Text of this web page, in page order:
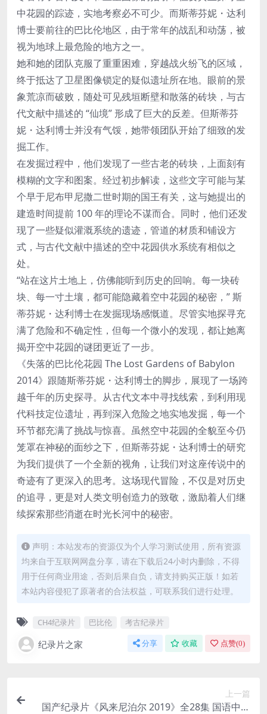
中花园的踪迹，实地考察必不可少。而斯蒂芬妮・达利
博士要前往的巴比伦地区，由于常年的战乱和动荡，被
视为地球上最危险的地方之一。
她和她的团队克服了重重困难，穿越战火纷飞的区域，
终于抵达了卫星图像锁定的疑似遗址所在地。眼前的景
象荒凉而破败，随处可见残垣断壁和散落的砖块，与古
代文献中描述的 “仙境” 形成了巨大的反差。但斯蒂芬
妮・达利博士并没有气馁，她带领团队开始了细致的发
掘工作。
在发掘过程中，他们发现了一些古老的砖块，上面刻有
模糊的文字和图案。经过初步解读，这些文字可能与某
个早于尼布甲尼撒二世时期的国王有关，这与她提出的
建造时间提前 100 年的理论不谋而合。同时，他们还发
现了一些疑似灌溉系统的遗迹，管道的材质和铺设方
式，与古代文献中描述的空中花园供水系统有相似之
处。
“站在这片土地上，仿佛能听到历史的回响。每一块砖
块、每一寸土壤，都可能隐藏着空中花园的秘密，” 斯
蒂芬妮・达利博士在发掘现场感慨道。尽管实地探寻充
满了危险和不确定性，但每一个微小的发现，都让她离
揭开空中花园的谜团更近了一步。
《失落的巴比伦花园 The Lost Gardens of Babylon
2014》跟随斯蒂芬妮・达利博士的脚步，展现了一场跨
越千年的历史探寻。从古代文本中寻找线索，到利用现
代科技定位遗址，再到深入危险之地实地发掘，每一个
环节都充满了挑战与惊喜。虽然空中花园的全貌至今仍
笼罩在神秘的面纱之下，但斯蒂芬妮・达利博士的研究
为我们提供了一个全新的视角，让我们对这座传说中的
奇迹有了更深入的思考。这场现代冒险，不仅是对历史
的追寻，更是对人类文明创造力的致敬，激励着人们继
续探索那些消逝在时光长河中的秘密。
声明：本站发布的资源仅为个人学习测试使用，所有资源
均来自于互联网网盘分享，请在下载后24小时内删除，不得
用于任何商业用途，否则后果自负，请支持购买正版！如若
本站内容侵犯了原著者的合法权益，可联系我们进行处理。
CH4纪录片 巴比伦 考古纪录片
纪录片之家 分享 收藏 点赞(0)
上一篇
国产纪录片《风来尼泊尔 2019》全28集 国语中字